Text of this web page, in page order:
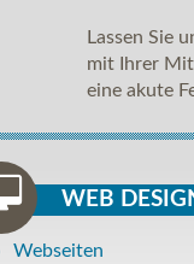
Lassen Sie
mit Ihrer
eine akute
WEB
Webseiten